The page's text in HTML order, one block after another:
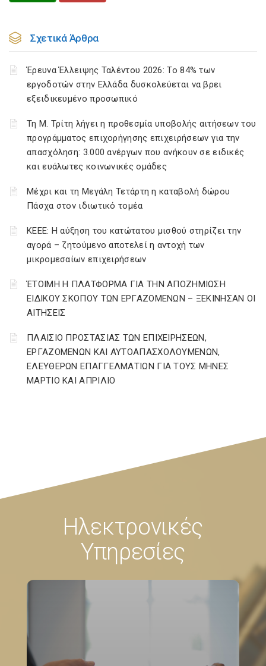
Σχετικά Άρθρα
Έρευνα Έλλειψης Ταλέντου 2026: Το 84% των
εργοδοτών στην Ελλάδα δυσκολεύεται να βρει
εξειδικευμένο προσωπικό
Τη Μ. Τρίτη λήγει η προθεσμία υποβολής αιτήσεων του
προγράμματος επιχορήγησης επιχειρήσεων για την
απασχόληση: 3.000 ανέργων που ανήκουν σε ειδικές
και ευάλωτες κοινωνικές ομάδες
Μέχρι και τη Μεγάλη Τετάρτη η καταβολή δώρου
Πάσχα στον ιδιωτικό τομέα
ΚΕΕΕ: Η αύξηση του κατώτατου μισθού στηρίζει την
αγορά – ζητούμενο αποτελεί η αντοχή των
μικρομεσαίων επιχειρήσεων
ΈΤΟΙΜΗ Η ΠΛΑΤΦΟΡΜΑ ΓΙΑ ΤΗΝ ΑΠΟΖΗΜΙΩΣΗ
ΕΙΔΙΚΟΥ ΣΚΟΠΟΥ ΤΩΝ ΕΡΓΑΖΟΜΕΝΩΝ – ΞΕΚΙΝΗΣΑΝ ΟΙ
ΑΙΤΗΣΕΙΣ
ΠΛΑΙΣΙΟ ΠΡΟΣΤΑΣΙΑΣ ΤΩΝ ΕΠΙΧΕΙΡΗΣΕΩΝ,
ΕΡΓΑΖΟΜΕΝΩΝ ΚΑΙ ΑΥΤΟΑΠΑΣΧΟΛΟΥΜΕΝΩΝ,
ΕΛΕΥΘΕΡΩΝ ΕΠΑΓΓΕΛΜΑΤΙΩΝ ΓΙΑ ΤΟΥΣ ΜΗΝΕΣ
ΜΑΡΤΙΟ ΚΑΙ ΑΠΡΙΛΙΟ
Ηλεκτρονικές
Υπηρεσίες